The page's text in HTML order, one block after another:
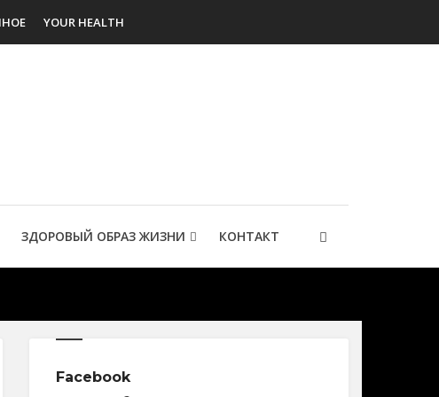
YOUR HEALTH
ЗДОРОВЫЙ ОБРАЗ ЖИЗНИ КОНТАКТ
Facebook